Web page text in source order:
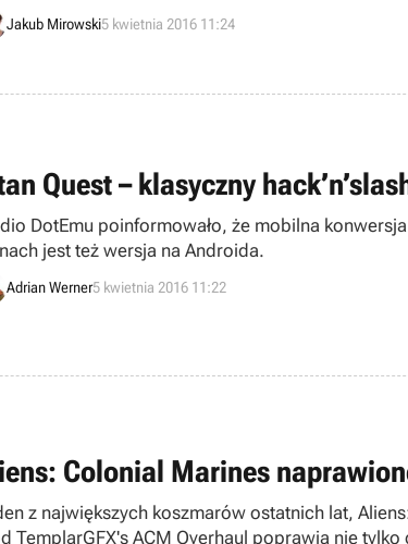
Jakub Mirowski5 kwietnia 2016 11:24
Quest – klasyczny
DotEmu poinformowało, że mobilna
jest też wersja na Androida.
Adrian Werner5 kwietnia 2016 11:22
Colonial Marines
z największych koszmarów ostatnich lat,
TemplarGFX's ACM Overhaul poprawia nie